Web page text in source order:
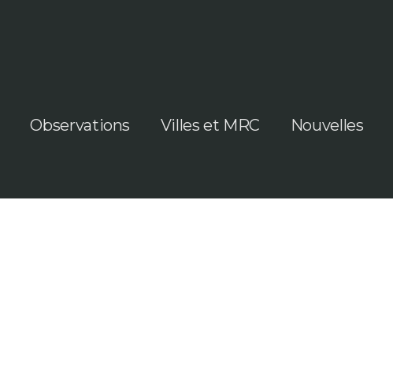
Observations Villes et MRC Nouvelles